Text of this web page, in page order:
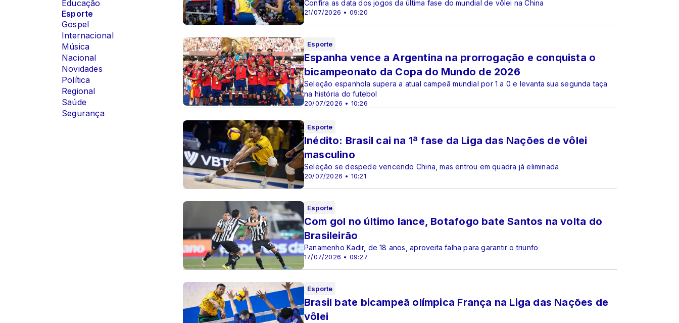
Educação
Esporte
Gospel
Internacional
Música
Nacional
Novidades
Política
Regional
Saúde
Segurança
21/07/2026 • 09:20
Confira as data dos jogos da última fase do mundial de vôlei na China
Esporte
20/07/2026 • 10:26
Espanha vence a Argentina na prorrogação e conquista o
bicampeonato da Copa do Mundo de 2026
Seleção espanhola supera a atual campeã mundial por 1 a 0 e levanta sua segunda taça
na história do futebol
Esporte
20/07/2026 • 10:21
Inédito: Brasil cai na 1ª fase da Liga das Nações de vôlei
masculino
Seleção se despede vencendo China, mas entrou em quadra já eliminada
Esporte
17/07/2026 • 09:27
Com gol no último lance, Botafogo bate Santos na volta do
Brasileirão
Panamenho Kadir, de 18 anos, aproveita falha para garantir o triunfo
Esporte
Brasil bate bicampeã olímpica França na Liga das Nações de
vôlei